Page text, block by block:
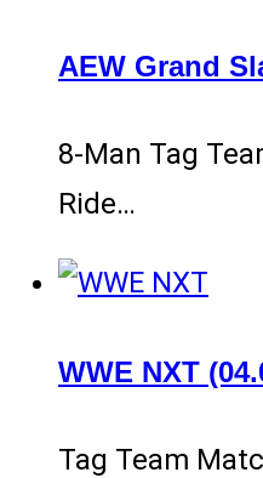
AEW Grand
8-Man Tag
Ride…
WWE NXT
Tag Team